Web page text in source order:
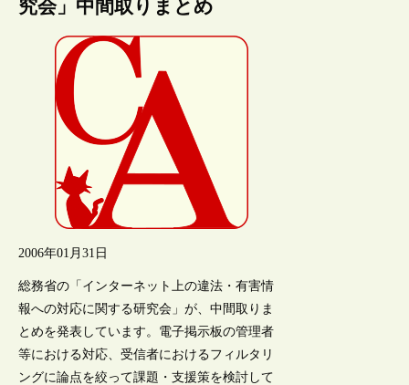
究会」中間取りまとめ
2006年01月31日
総務省の「インターネット上の違法・有害情
報への対応に関する研究会」が、中間取りま
とめを発表しています。電子掲示板の管理者
等における対応、受信者におけるフィルタリ
ングに論点を絞って課題・支援策を検討して